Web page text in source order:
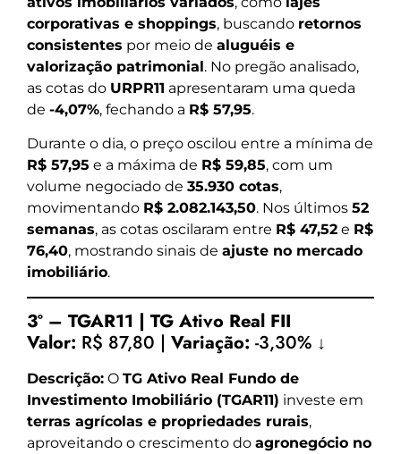
corporativas e shoppings, buscando retornos
consistentes por meio de aluguéis e
valorização patrimonial. No pregão analisado,
as cotas do URPR11 apresentaram uma queda
de -4,07%, fechando a R$ 57,95.
Durante o dia, o preço oscilou entre a mínima de
R$ 57,95 e a máxima de R$ 59,85, com um
volume negociado de 35.930 cotas,
movimentando R$ 2.082.143,50. Nos últimos 52
semanas, as cotas oscilaram entre R$ 47,52 e R$
76,40, mostrando sinais de ajuste no mercado
imobiliário.
3º – TGAR11 | TG Ativo Real FII
Valor: R$ 87,80 | Variação: -3,30% ↓
Descrição: O TG Ativo Real Fundo de
Investimento Imobiliário (TGAR11) investe em
terras agrícolas e propriedades rurais,
aproveitando o crescimento do agronegócio no